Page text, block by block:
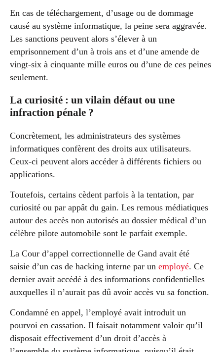
En cas de téléchargement, d’usage ou de dommage
causé au système informatique, la peine sera aggravée.
Les sanctions peuvent alors s’élever à un
emprisonnement d’un à trois ans et d’une amende de
vingt-six à cinquante mille euros ou d’une de ces peines
seulement.
La curiosité : un vilain défaut ou une
infraction pénale ?
Concrètement, les administrateurs des systèmes
informatiques confèrent des droits aux utilisateurs.
Ceux-ci peuvent alors accéder à différents fichiers ou
applications.
Toutefois, certains cèdent parfois à la tentation, par
curiosité ou par appât du gain. Les remous médiatiques
autour des accès non autorisés au dossier médical d’un
célèbre pilote automobile sont le parfait exemple.
La Cour d’appel correctionnelle de Gand avait été
saisie d’un cas de hacking interne par un employé. Ce
dernier avait accédé à des informations confidentielles
auxquelles il n’aurait pas dû avoir accès vu sa fonction.
Condamné en appel, l’employé avait introduit un
pourvoi en cassation. Il faisait notamment valoir qu’il
disposait effectivement d’un droit d’accès à